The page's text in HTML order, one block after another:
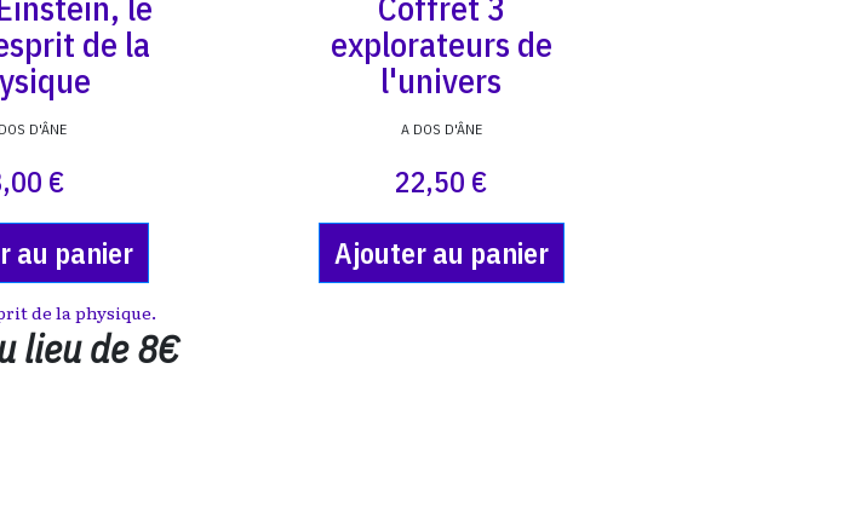
de la
D'ÂNE
€
au panier
de la physique.
lieu de 8€
explorateurs de
l'univers
A DOS D'ÂNE
22,50 €
Ajouter au panier